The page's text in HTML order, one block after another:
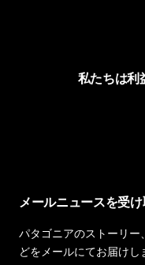
私たちは利
メールニュースを受
パタゴニアのストーリ
どをメールにてお届けし